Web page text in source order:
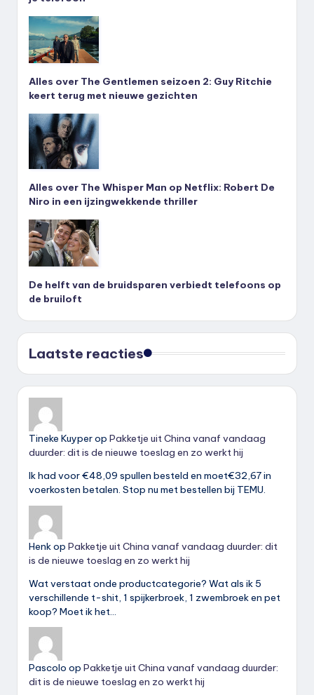
Alles over The Gentlemen seizoen 2: Guy Ritchie
keert terug met nieuwe gezichten
Alles over The Whisper Man op Netflix: Robert De
Niro in een ijzingwekkende thriller
De helft van de bruidsparen verbiedt telefoons op
de bruiloft
Laatste reacties
Tineke Kuyperop Pakketje uit China vanaf vandaag
duurder: dit is de nieuwe toeslag en zo werkt hij
Ik had voor €48,09 spullen besteld en moet€32,67 in
voerkosten betalen. Stop nu met bestellen bij TEMU.
Henkop Pakketje uit China vanaf vandaag duurder: dit
is de nieuwe toeslag en zo werkt hij
Wat verstaat onde productcategorie? Wat als ik 5
verschillende t-shit, 1 spijkerbroek, 1 zwembroek en pet
koop? Moet ik het…
Pascolo op Pakketje uit China vanaf vandaag duurder:
dit is de nieuwe toeslag en zo werkt hij